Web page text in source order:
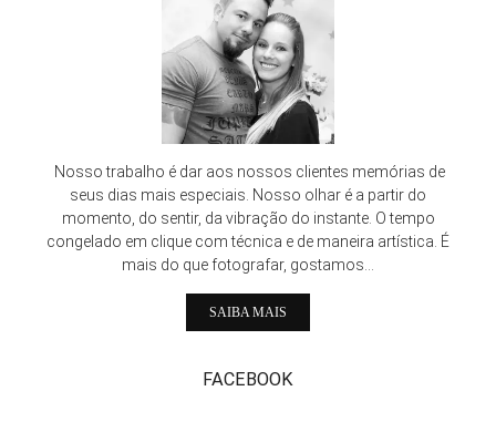
Nosso trabalho é dar aos nossos clientes memórias de
seus dias mais especiais. Nosso olhar é a partir do
momento, do sentir, da vibração do instante. O tempo
congelado em clique com técnica e de maneira artística. É
mais do que fotografar, gostamos...
SAIBA MAIS
FACEBOOK